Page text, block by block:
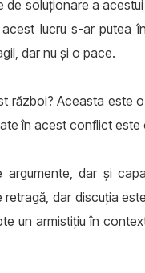
de soluționare a
lucru s-ar putea
dar nu și o pace.
război? Aceasta este
în acest conflict este
argumente, dar și
retragă, dar discuția
un armistițiu în